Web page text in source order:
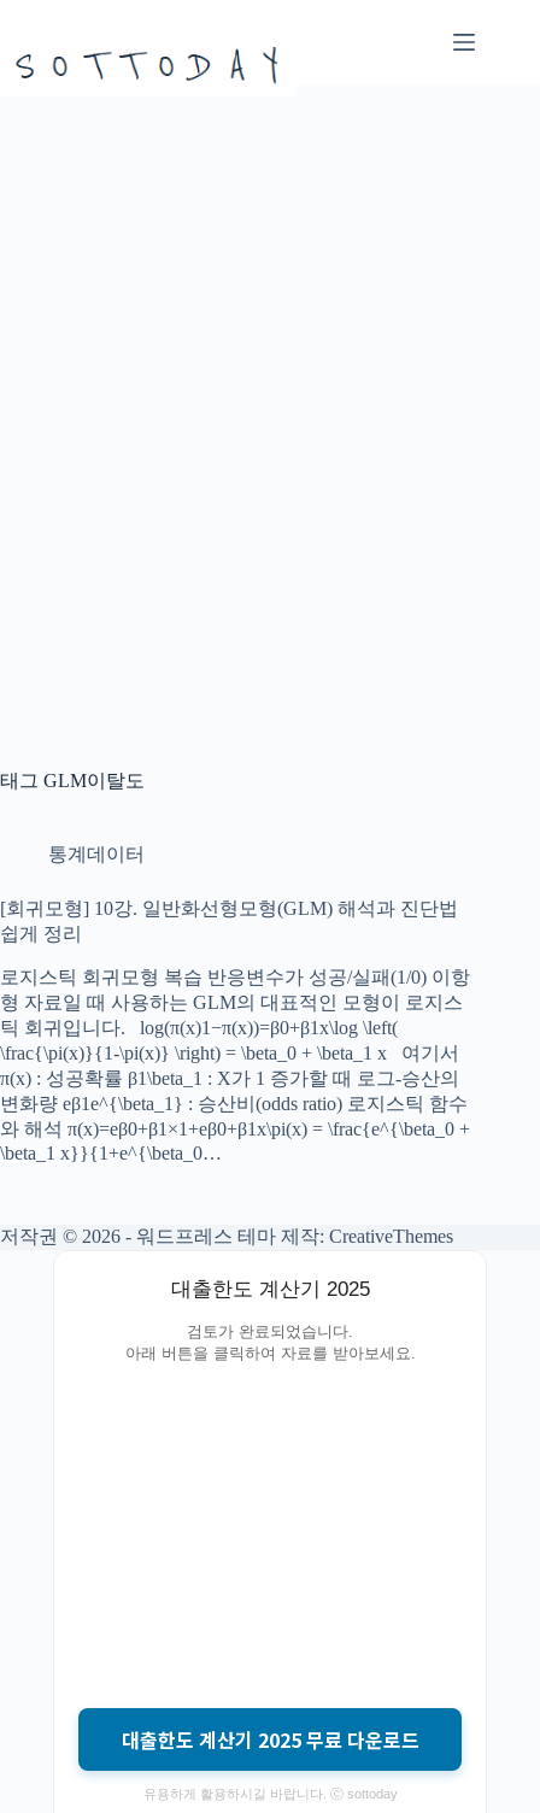
으
태그 GLM이탈도
통계데이터
[회귀모형] 10강. 일반화선형모형(GLM) 해석과 진단법
쉽게 정리
로지스틱 회귀모형 복습 반응변수가 성공/실패(1/0) 이항
형 자료일 때 사용하는 GLM의 대표적인 모형이 로지스
틱 회귀입니다. log⁡(π(x)1−π(x))=β0+β1x\log \left(
\frac{\pi(x)}{1-\pi(x)} \right) = \beta_0 + \beta_1 x 여기서
π(x) : 성공확률 β1\beta_1 : X가 1 증가할 때 로그-승산의
변화량 eβ1e^{\beta_1} : 승산비(odds ratio) 로지스틱 함수
와 해석 π(x)=eβ0+β1×1+eβ0+β1x\pi(x) = \frac{e^{\beta_0 +
\beta_1 x}}{1+e^{\beta_0…
저작권 © 2026 - 워드프레스 테마 제작: CreativeThemes
대출한도 계산기 2025
검토가 완료되었습니다.
아래 버튼을 클릭하여 자료를 받아보세요.
대출한도 계산기 2025 무료 다운로드
유용하게 활용하시길 바랍니다. ⓒ sottoday